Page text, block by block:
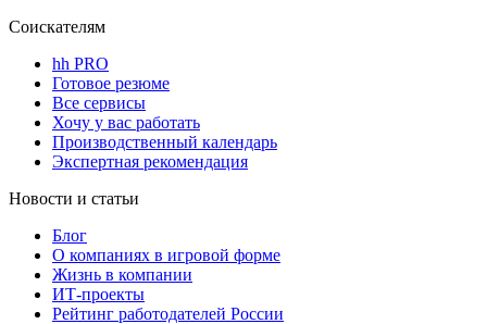
Соискателям
hh PRO
Готовое резюме
Все сервисы
Хочу у вас работать
Производственный календарь
Экспертная рекомендация
Новости и статьи
Блог
О компаниях в игровой форме
Жизнь в компании
ИТ-проекты
Рейтинг работодателей России